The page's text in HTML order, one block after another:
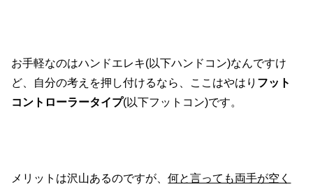
お手軽なのはハンドエレキ(以下ハンドコン)なんですけ
ど、自分の考えを押し付けるなら、ここはやはり フット
コントローラータイプ(以下フットコン)です。
メリットは沢山あるのですが、何と言っても両手が空く